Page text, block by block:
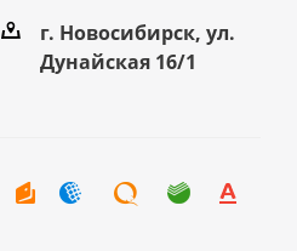
г. Новосибирск, ул.
Дунайская 16/1